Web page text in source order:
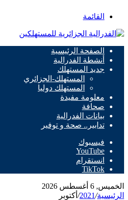
القائمة
الصفحة الرئيسية
أنشطة الفدرالية
جديد المستهلك
المستهلك-الجزائري
المستهلك دوليا
معلومة مفيدة
صحافة
بيانات الفدرالية
تدابير.. صحة و توفير
فيسبوك
‫YouTube
انستقرام
‫TikTok
الخميس, 6 أغسطس 2026
الرئيسية/
2021
/ أكتوبر